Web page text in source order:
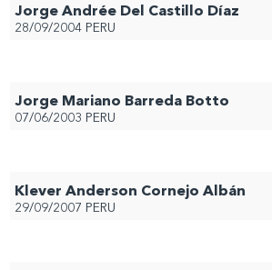
Jorge Andrée Del Castillo Díaz
28/09/2004 PERU
Jorge Mariano Barreda Botto
07/06/2003 PERU
Klever Anderson Cornejo Albán
29/09/2007 PERU